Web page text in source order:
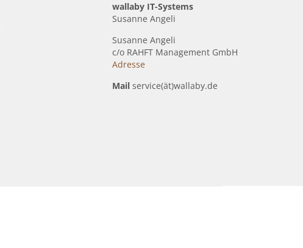
wallaby IT-Systems
Susanne Angeli
Susanne Angeli
c/o RAHFT Management GmbH
Adresse
Mailservice(ät)wallaby.de